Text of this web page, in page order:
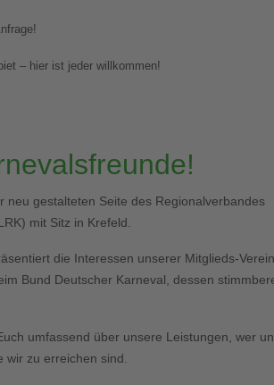
– hier ist jeder willkommen!
neu gestalteten Seite des Regionalverbandes
mit Sitz in Krefeld.
die Interessen unserer Mitglieds-
Bund Deutscher Karneval, dessen
umfassend über unsere Leistungen, wer
zu erreichen sind.